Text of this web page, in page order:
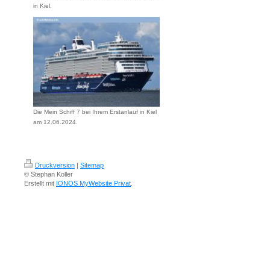
in Kiel.
Die Mein Schiff 7 bei Ihrem Erstanlauf in Kiel
am 12.06.2024.
Druckversion | Sitemap
© Stephan Koller
Erstellt mit IONOS MyWebsite Privat